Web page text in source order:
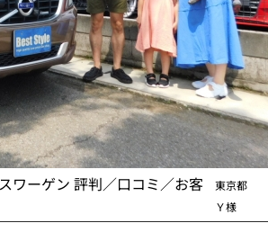
ワーゲン 評判／口コミ／お客
東京都
Ｙ様